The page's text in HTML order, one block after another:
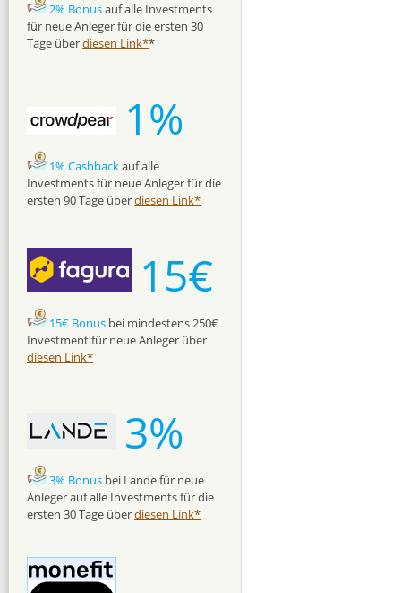
2% Bonusauf alle Investments
für neue Anleger für die ersten 30
Tage überdiesen Link**
1%
1% Cashbackauf alle
Investments für neue Anleger für die
ersten 90 Tage überdiesen Link*
15€
15€ Bonus bei mindestens 250€
Investment für neue Anleger über
diesen Link*
3%
3% Bonus bei Lande für neue
Anleger auf alle Investments für die
ersten 30 Tage überdiesen Link*